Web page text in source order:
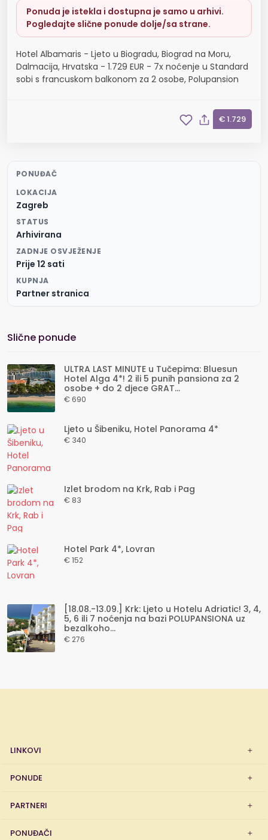
Ponuda je istekla i dostupna je samo u arhivi.
Pogledajte slične ponude dolje/sa strane.
Hotel Albamaris - Ljeto u Biogradu, Biograd na Moru,
Dalmacija, Hrvatska - 1.729 EUR - 7x noćenje u Standard
sobi s francuskom balkonom za 2 osobe, Polupansion
€ 1.729
PONUĐAČ
LOKACIJA
Zagreb
STATUS
Arhivirana
ZADNJE OSVJEŽENJE
Prije 12 sati
KUPNJA
Partner stranica
Slične ponude
ULTRA LAST MINUTE u Tučepima: Bluesun
Hotel Alga 4*! 2 ili 5 punih pansiona za 2
osobe + do 2 djece GRAT...
€ 690
Ljeto u Šibeniku, Hotel Panorama 4*
€ 340
Izlet brodom na Krk, Rab i Pag
€ 83
Hotel Park 4*, Lovran
€ 152
[18.08.-13.09.] Krk: Ljeto u Hotelu Adriatic! 3, 4,
5, 6 ili 7 noćenja na bazi POLUPANSIONA uz
bezalkoho...
€ 276
LINKOVI
PONUDE
PARTNERI
PONUĐAČI